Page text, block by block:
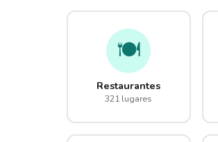
🍽️
Restaurantes
321 lugares